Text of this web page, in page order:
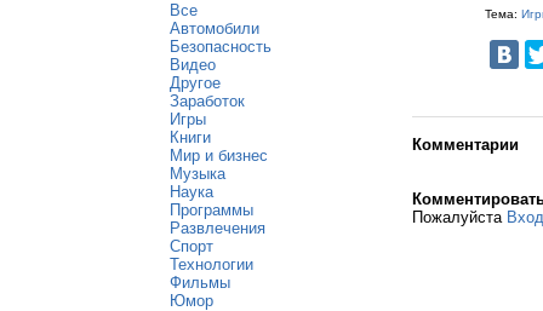
Все
Автомобили
Безопасность
Видео
Другое
Заработок
Игры
Книги
Мир и бизнес
Музыка
Наука
Программы
Развлечения
Спорт
Технологии
Фильмы
Юмор
Тема:
Комментарии
Пожалуйста Вход